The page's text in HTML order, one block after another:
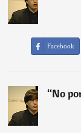
Facebook
“No